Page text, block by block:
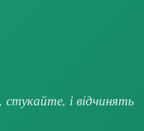
і відчинять